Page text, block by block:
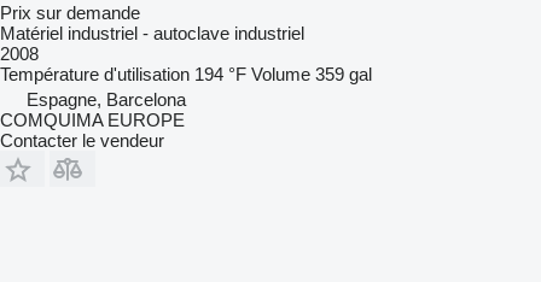
Prix sur demande
Matériel industriel - autoclave industriel
2008
Température d'utilisation 194 °F Volume 359 gal
Espagne, Barcelona
COMQUIMA EUROPE
Contacter le vendeur